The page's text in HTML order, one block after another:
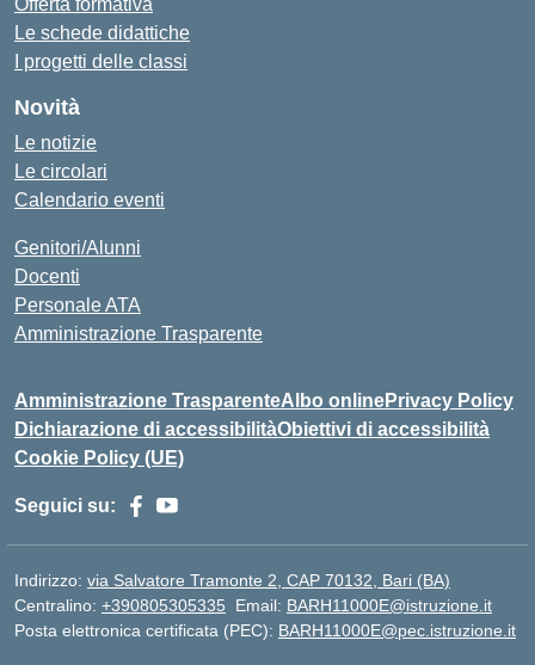
Offerta formativa
Le schede didattiche
I progetti delle classi
Novità
Le notizie
Le circolari
Calendario eventi
Genitori/Alunni
Docenti
Personale ATA
Amministrazione Trasparente
Amministrazione TrasparenteAlbo onlinePrivacy Policy
Dichiarazione di accessibilitàObiettivi di accessibilità
Cookie Policy (UE)
Seguici su:
Indirizzo: via Salvatore Tramonte 2, CAP 70132, Bari (BA)
Centralino: +390805305335 Email: BARH11000E@istruzione.it
Posta elettronica certificata (PEC): BARH11000E@pec.istruzione.it